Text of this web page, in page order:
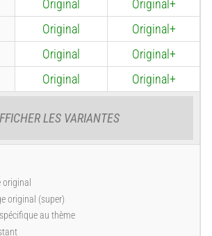
c
u
O
u
Original
Original+
Original
Original+
Original
Original+
Original Original+
LES VARIANTES
original
original (super)
au thème